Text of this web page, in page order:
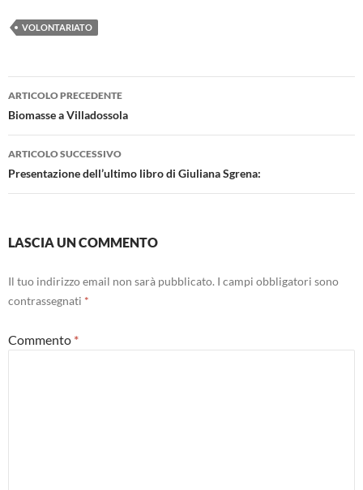
VOLONTARIATO
Navigazione
articolo
ARTICOLO PRECEDENTE
Biomasse a Villadossola
ARTICOLO SUCCESSIVO
Presentazione dell’ultimo libro di Giuliana Sgrena:
LASCIA UN COMMENTO
Il tuo indirizzo email non sarà pubblicato. I campi obbligatori sono
contrassegnati *
Commento *